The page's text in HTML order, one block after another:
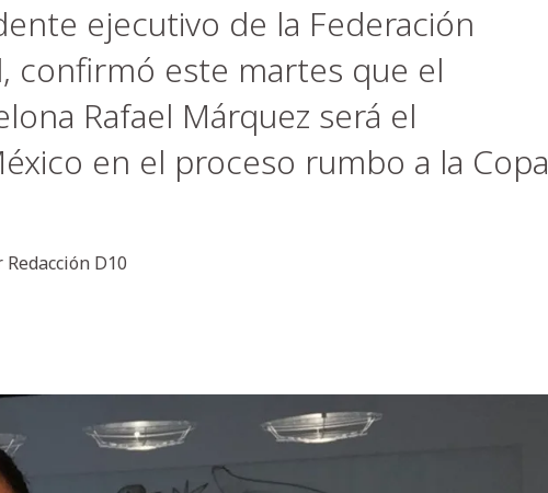
ejecutivo de la Federación
confirmó este martes que el
Rafael Márquez será el
en el proceso rumbo a la Copa
Redacción D10